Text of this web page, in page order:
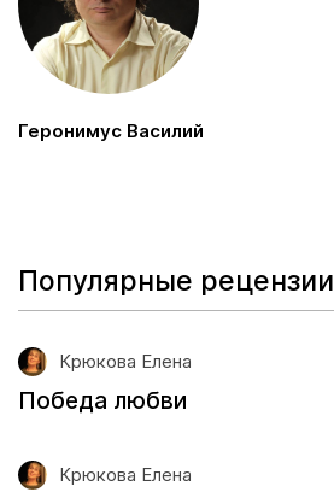
Геронимус Василий
Популярные рецензии
Крюкова Елена
Победа любви
Крюкова Елена